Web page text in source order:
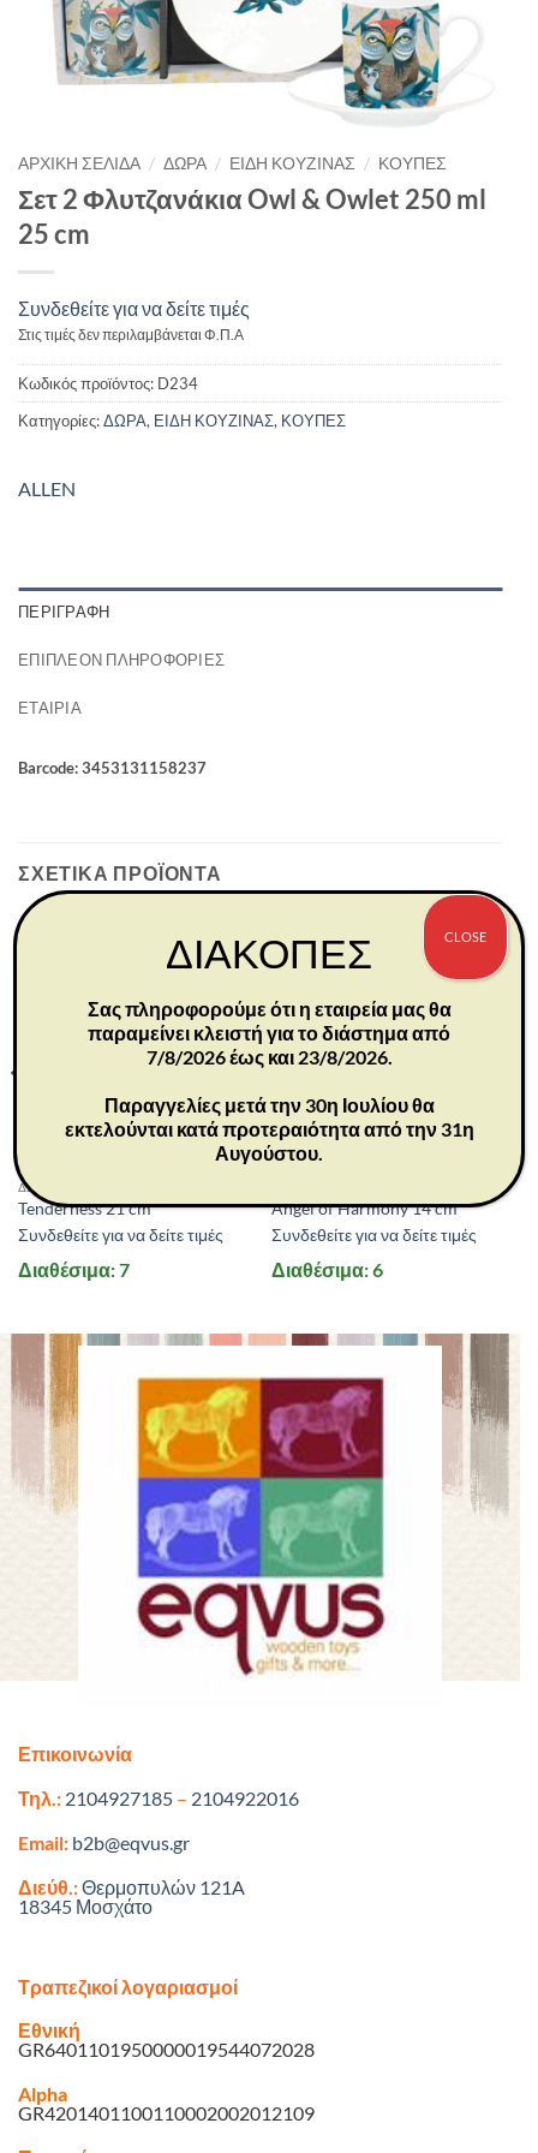
ΑΡΧΙΚΉ ΣΕΛΊΔΑ / ΔΩΡΑ / ΕΙΔΗ ΚΟΥΖΙΝΑΣ / ΚΟΥΠΕΣ
Σετ 2 Φλυτζανάκια Owl & Owlet 250 ml
25 cm
Συνδεθείτε για να δείτε τιμές
Στις τιμές δεν περιλαμβάνεται Φ.Π.Α
Κωδικός προϊόντος: D234
Κατηγορίες:ΔΩΡΑ, ΕΙΔΗ ΚΟΥΖΙΝΑΣ, ΚΟΥΠΕΣ
ALLEN
ΠΕΡΙΓΡΑΦΉ
ΕΠΙΠΛΈΟΝ ΠΛΗΡΟΦΟΡΊΕΣ
ΕΤΑΙΡΊΑ
Barcode: 3453131158237
ΣΧΕΤΙΚΆ ΠΡΟΪΌΝΤΑ
26073
ΔΩΡΑ
Tenderness 21 cm
Συνδεθείτε για να δείτε τιμές
Διαθέσιμα: 7
26083
Angel of Harmony 14 cm
Συνδεθείτε για να δείτε τιμές
Διαθέσιμα: 6
Επικοινωνία
Τηλ.: 2104927185 – 2104922016
Email: b2b@eqvus.gr
Διεύθ.:Θερμοπυλών 121A
18345 Μοσχάτο
Τραπεζικοί λογαριασμοί
Εθνική
GR6401101950000019544072028
Alpha
GR4201401100110002002012109
ΔΙΑΚΟΠΕΣ
Σας πληροφορούμε ότι η εταιρεία μας θα
παραμείνει κλειστή για το διάστημα από
7/8/2026 έως και 23/8/2026.
Παραγγελίες μετά την 30η Ιουλίου θα
εκτελούνται κατά προτεραιότητα από την 31η
Αυγούστου.
CLOSE